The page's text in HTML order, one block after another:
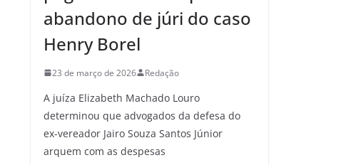
abandono de júri do caso
Henry Borel
23 de março de 2026 Redação
A juíza Elizabeth Machado Louro
determinou que advogados da defesa do
ex-vereador Jairo Souza Santos Júnior
arquem com as despesas